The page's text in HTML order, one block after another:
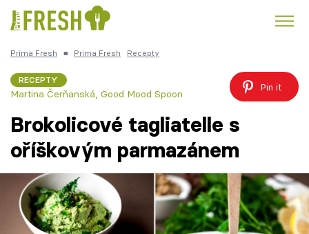
Česká kuchyně Čokoláda
Témata
Recepty
Prima Fresh ■ Prima Fresh Recepty
RECEPTY
Martina Čerňanská Good Mood Spoon
Pin it
Brokolicové tagliatelle s
oříškovým parmazánem